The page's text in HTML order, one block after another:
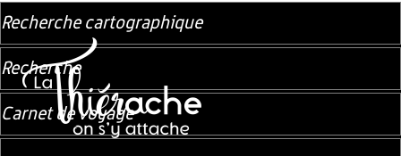
Recherche cartographique
Recherche
Carnet de voyage